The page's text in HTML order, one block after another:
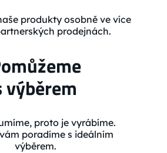
produkty osobně ve více
prodejnách.
výběrem
proto je vyrábíme.
poradíme s ideálním
výběrem.